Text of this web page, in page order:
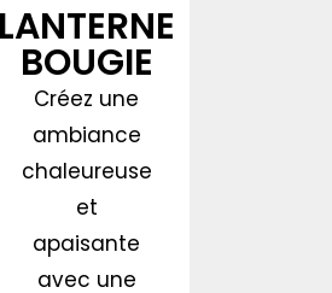
LANTERNE
BOUGIE
Créez une
ambiance
chaleureuse
et
apaisante
avec une